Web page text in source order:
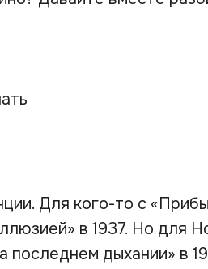
Для кого-то с
в 1937. Но для
последнем дыхании» в